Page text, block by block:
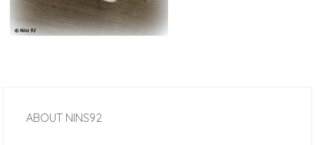
ABOUT NINS92